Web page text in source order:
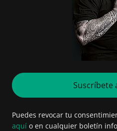
Suscríbete
Puedes revocar tu
aquí o en cualquier boletín